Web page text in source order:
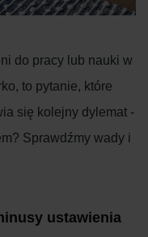
do pracy lub nauki w
to pytanie, które
się kolejny dylemat -
Sprawdźmy wady i
ustawienia